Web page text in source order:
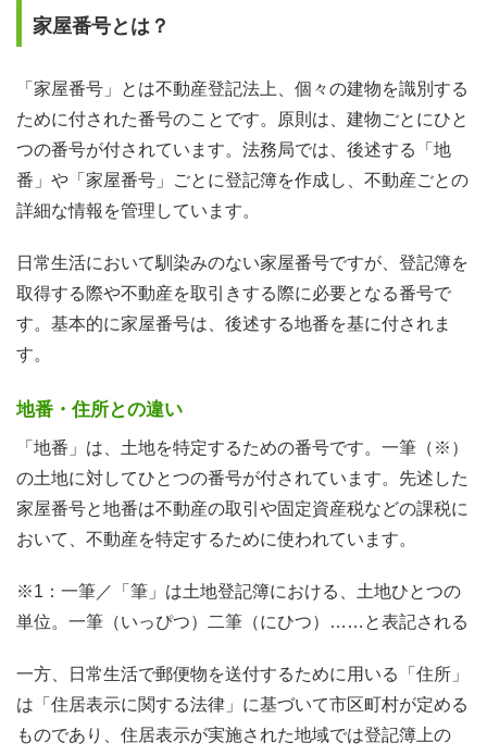
家屋番号とは？
「家屋番号」とは不動産登記法上、個々の建物を識別する
ために付された番号のことです。原則は、建物ごとにひと
つの番号が付されています。法務局では、後述する「地
番」や「家屋番号」ごとに登記簿を作成し、不動産ごとの
詳細な情報を管理しています。
日常生活において馴染みのない家屋番号ですが、登記簿を
取得する際や不動産を取引きする際に必要となる番号で
す。基本的に家屋番号は、後述する地番を基に付されま
す。
地番・住所との違い
「地番」は、土地を特定するための番号です。一筆（※）
の土地に対してひとつの番号が付されています。先述した
家屋番号と地番は不動産の取引や固定資産税などの課税に
おいて、不動産を特定するために使われています。
※1：一筆／「筆」は土地登記簿における、土地ひとつの
単位。一筆（いっぴつ）二筆（にひつ）……と表記される
一方、日常生活で郵便物を送付するために用いる「住所」
は「住居表示に関する法律」に基づいて市区町村が定める
ものであり、住居表示が実施された地域では登記簿上の